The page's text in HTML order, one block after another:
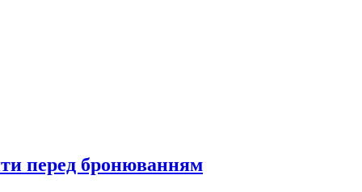
перед бронюванням